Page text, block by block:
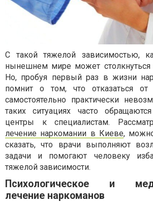
С такой тяжелой зависимостью,
нынешнем мире может
Но, пробуя первый раз в жизни
помнит о том, что отказаться от
самостоятельно практически
таких ситуациях часто
центры к специалистам.
лечение наркомании в Киеве,
сказать, что врачи выполняют
задачи и помогают человеку
тяжелой зависимости.
Психологическое и
лечение наркоманов